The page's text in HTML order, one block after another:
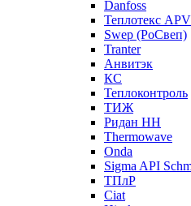
Danfoss
Теплотекс APV
Swep (РоСвеп)
Tranter
Анвитэк
КС
Теплоконтроль
ТИЖ
Ридан НН
Thermowave
Onda
Sigma API
ТПлР
Ciat